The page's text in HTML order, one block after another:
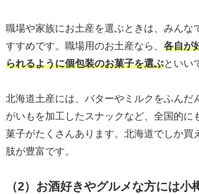
職場や家族にお土産を選ぶときは、みんな
すすめです。職場用のお土産なら、 各自が
られるように個包装のお菓子を選ぶといい
北海道土産には、バターやミルクをふんだ
がいもを加工したスナックなど、全国的に
菓子がたくさんあります。北海道でしか買
肢が豊富です。
（2）お酒好きやグルメな方には小